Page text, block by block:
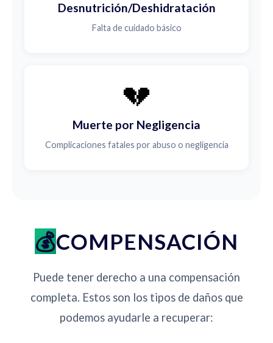
Desnutrición/Deshidratación
Falta de cuidado básico
💔
Muerte por Negligencia
Complicaciones fatales por abuso o negligencia
COMPENSACIÓN
Puede tener derecho a una compensación
completa. Estos son los tipos de daños que
podemos ayudarle a recuperar: